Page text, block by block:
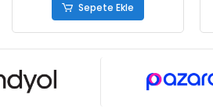
Sepete Ekle